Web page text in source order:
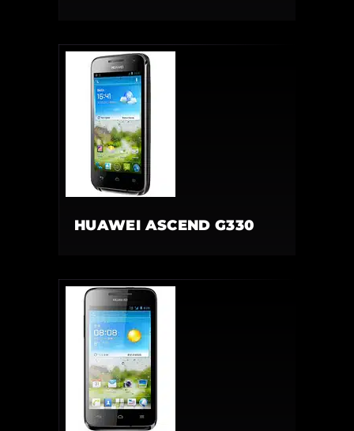
HUAWEI ASCEND G330